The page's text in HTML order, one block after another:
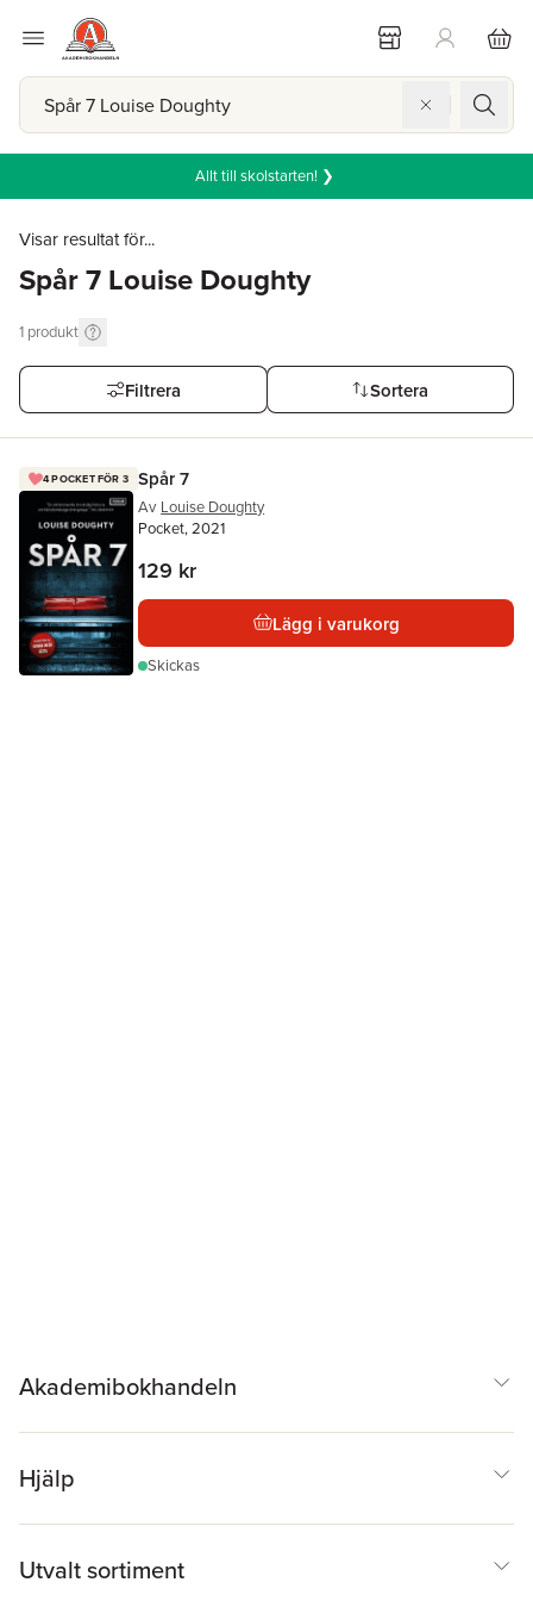
Allt till skolstarten! ❯
Visar resultat för...
Spår 7 Louise Doughty
1 produkt
Filtrera Sortera
4 POCKET FÖR 3 Spår 7
Av Louise Doughty
Pocket, 2021
129 kr
Lägg i varukorg
Skickas
Akademibokhandeln
Hjälp
Utvalt sortiment